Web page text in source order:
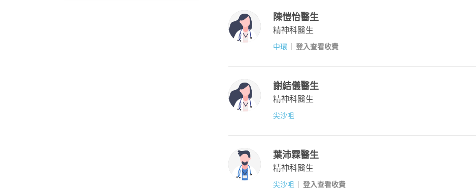
陳愷怡醫生
精神科醫生
中環 登入查看收費
謝結儀醫生
精神科醫生
尖沙咀
葉沛霖醫生
精神科醫生
尖沙咀 登入查看收費